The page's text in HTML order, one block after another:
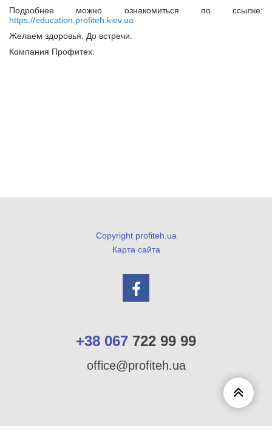
Подробнее можно ознакомиться по ссылке:
https://education.profiteh.kiev.ua
Желаем здоровья. До встречи.
Компания Профитех.
Copyright profiteh.ua
Карта сайта
+38 067 722 99 99
office@profiteh.ua
Scroll